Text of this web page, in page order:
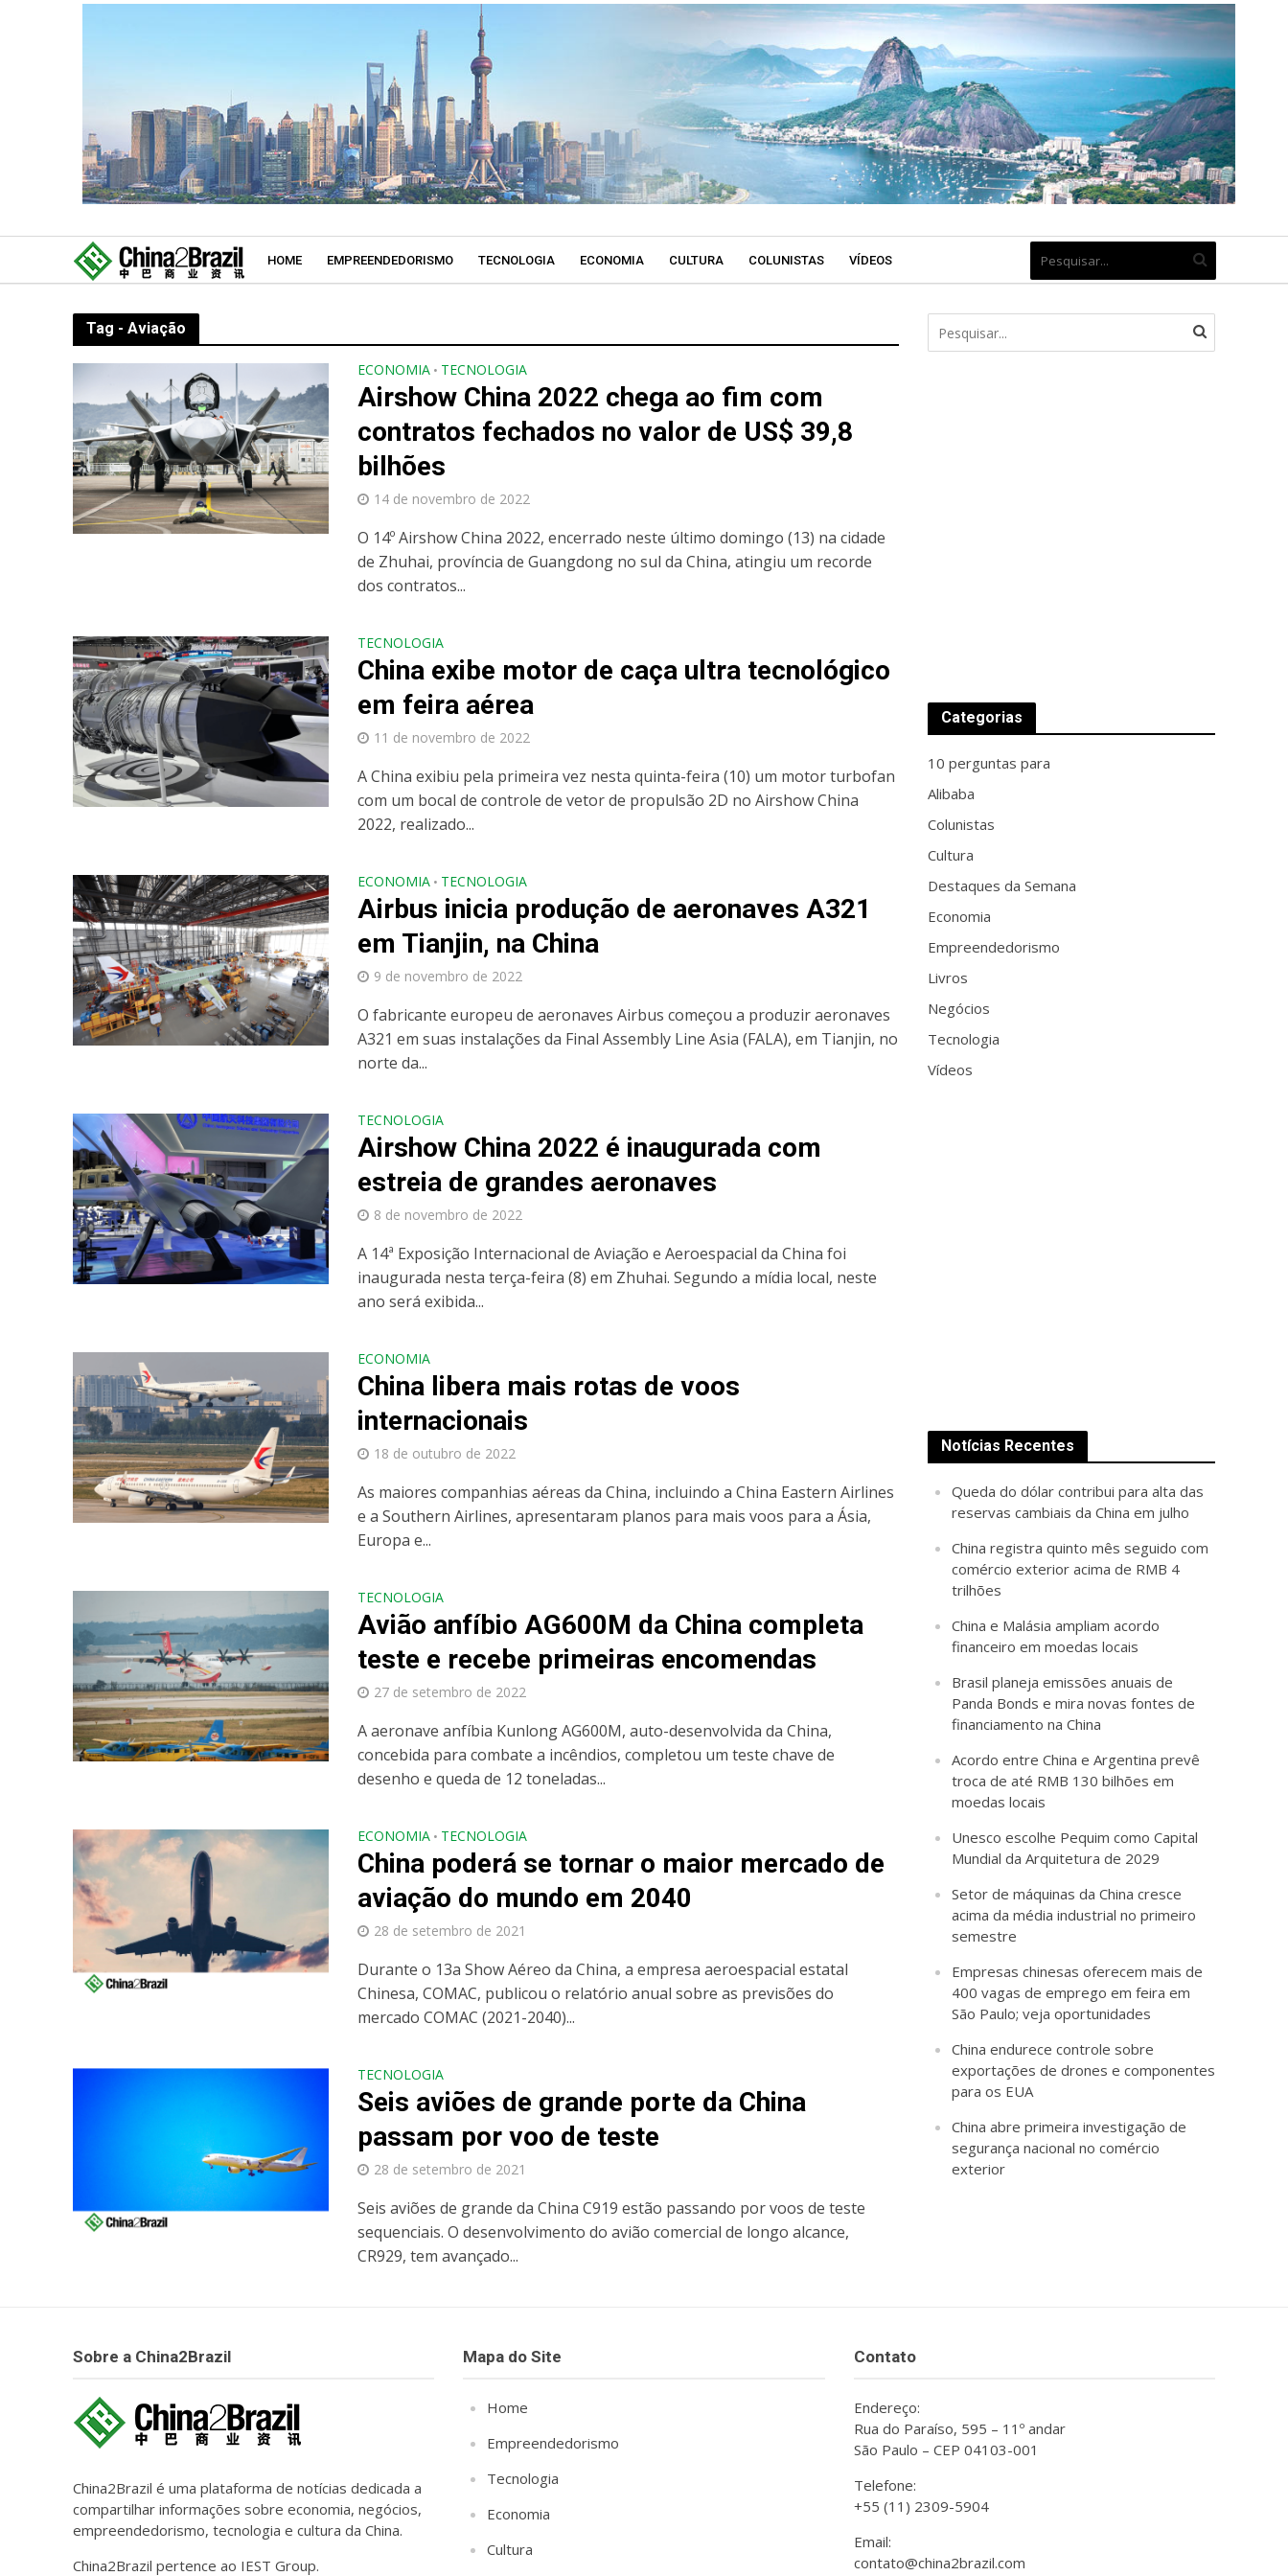
HOME EMPREENDEDORISMO TECNOLOGIA ECONOMIA CULTURA COLUNISTAS VÍDEOS
Tag - Aviação
ECONOMIA • TECNOLOGIA
Airshow China 2022 chega ao fim com
contratos fechados no valor de US$ 39,8
bilhões
14 de novembro de 2022
O 14º Airshow China 2022, encerrado neste último domingo (13) na cidade
de Zhuhai, província de Guangdong no sul da China, atingiu um recorde
dos contratos...
TECNOLOGIA
China exibe mot​​or de caça ultra tecnológico
em feira aérea
11 de novembro de 2022
A China exibiu pela primeira vez nesta quinta-feira (10) um motor turbofan
com um bocal de controle de vetor de propulsão 2D no Airshow China
2022, realizado...
ECONOMIA • TECNOLOGIA
Airbus inicia produção de aeronaves A321
em Tianjin, na China
9 de novembro de 2022
O fabricante europeu de aeronaves Airbus começou a produzir aeronaves
A321 em suas instalações da Final Assembly Line Asia (FALA), em Tianjin, no
norte da...
TECNOLOGIA
​​Airshow China 2022 é inaugurada com
estreia de grandes aeronaves
8 de novembro de 2022
A 14ª Exposição Internacional de Aviação e Aeroespacial da China foi
inaugurada nesta terça-feira (8) em Zhuhai. Segundo a mídia local, neste
ano será exibida...
ECONOMIA
China libera mais rotas de voos
internacionais
18 de outubro de 2022
As maiores companhias aéreas da China, incluindo a China Eastern Airlines
e a Southern Airlines, apresentaram planos para mais voos para a Ásia,
Europa e...
TECNOLOGIA
​​​​Avião anfíbio AG600M da China completa
teste e recebe primeiras encomendas
27 de setembro de 2022
A aeronave anfíbia Kunlong AG600M, auto-desenvolvida da China,
concebida para combate a incêndios, completou um teste chave de
desenho e queda de 12 toneladas...
ECONOMIA • TECNOLOGIA
China poderá se tornar o maior mercado de
aviação do mundo em 2040
28 de setembro de 2021
Durante o 13a Show Aéreo da China, a empresa aeroespacial estatal
Chinesa, COMAC, publicou o relatório anual sobre as previsões do
mercado COMAC (2021-2040)...
TECNOLOGIA
Seis aviões de grande porte da China
passam por voo de teste
28 de setembro de 2021
Seis aviões de grande da China C919 estão passando por voos de teste
sequenciais. O desenvolvimento do avião comercial de longo alcance,
CR929, tem avançado...
Categorias
10 perguntas para
Alibaba
Colunistas
Cultura
Destaques da Semana
Economia
Empreendedorismo
Livros
Negócios
Tecnologia
Vídeos
Notícias Recentes
Queda do dólar contribui para alta das
reservas cambiais da China em julho
China registra quinto mês seguido com
comércio exterior acima de RMB 4
trilhões
China e Malásia ampliam acordo
financeiro em moedas locais
Brasil planeja emissões anuais de
Panda Bonds e mira novas fontes de
financiamento na China
Acordo entre China e Argentina prevê
troca de até RMB 130 bilhões em
moedas locais
Unesco escolhe Pequim como Capital
Mundial da Arquitetura de 2029
Setor de máquinas da China cresce
acima da média industrial no primeiro
semestre
Empresas chinesas oferecem mais de
400 vagas de emprego em feira em
São Paulo; veja oportunidades
China endurece controle sobre
exportações de drones e componentes
para os EUA
China abre primeira investigação de
segurança nacional no comércio
exterior
Sobre a China2Brazil
China2Brazil é uma plataforma de notícias dedicada a
compartilhar informações sobre economia, negócios,
empreendedorismo, tecnologia e cultura da China.
China2Brazil pertence ao IEST Group.
Mapa do Site
Home
Empreendedorismo
Tecnologia
Economia
Cultura
Contato
Endereço:
Rua do Paraíso, 595 – 11º andar
São Paulo – CEP 04103-001
Telefone:
+55 (11) 2309-5904
Email:
contato@china2brazil.com